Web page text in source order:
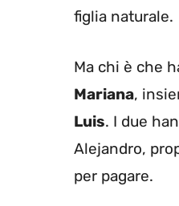
figlia naturale.
Ma chi è che
Mariana,
Luis. I due
Alejandro,
per pagare.